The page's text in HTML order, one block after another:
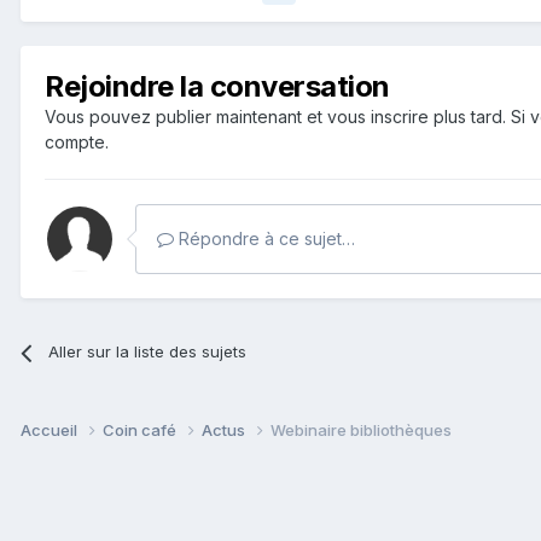
Rejoindre la conversation
Vous pouvez publier maintenant et vous inscrire plus tard. Si
compte.
Répondre à ce sujet…
Aller sur la liste des sujets
Accueil Coin café Actus Webinaire bibliothèques